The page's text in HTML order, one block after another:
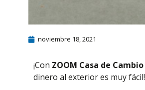
noviembre 18, 2021
¡Con ZOOM Casa de Cambio
dinero al exterior es muy fácil!